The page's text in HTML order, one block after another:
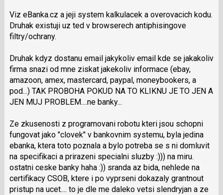
i
klávesy
N
následující
a
P
pro
předchozí
názor
Viz eBanka.cz a jeji system kalkulacek a overovacich kodu.
Druhak existuji uz ted v browserech antiphisingove
filtry/ochrany.
Druhak kdyz dostanu email jakykoliv email kde se jakakoliv
firma snazi od mne ziskat jakekoliv informace (ebay,
amazoon, amex, mastercard, paypal, moneybookers, a
pod...) TAK PROBOHA POKUD NA TO KLIKNU JE TO JEN A
JEN MUJ PROBLEM....ne banky...
Ze zkusenosti z programovani robotu kteri jsou schopni
fungovat jako "clovek" v bankovnim systemu, byla jedina
ebanka, ktera toto poznala a bylo potreba se s ni domluvit
na specifikaci a prirazeni specialni sluzby :))) na miru.
ostatni ceske banky haha :)) sranda az bida, nehlede na
certifikacy CSOB, ktere i po vyprseni dokazaly grantnout
pristup na ucet.... to je dle me daleko vetsi slendryjan a ze